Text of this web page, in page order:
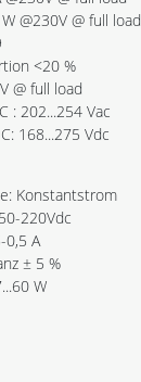
@230V @ full load
<20 %
@ full load
: 202...254 Vac
168...275 Vdc
Konstantstrom
220Vdc
0,5 A
± 5 %
W